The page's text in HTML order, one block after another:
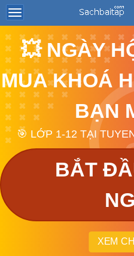
💥 NGÀY
MUA KHOÁ
BẠN
🎯 LỚP 1-12 TẠI
BẮT
XEM